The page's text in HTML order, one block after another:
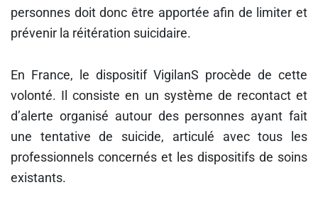
personnes doit donc être apportée afin de limiter et
prévenir la réitération suicidaire.
En France, le dispositif VigilanS procède de cette
volonté. Il consiste en un système de recontact et
d’alerte organisé autour des personnes ayant fait
une tentative de suicide, articulé avec tous les
professionnels concernés et les dispositifs de soins
existants.